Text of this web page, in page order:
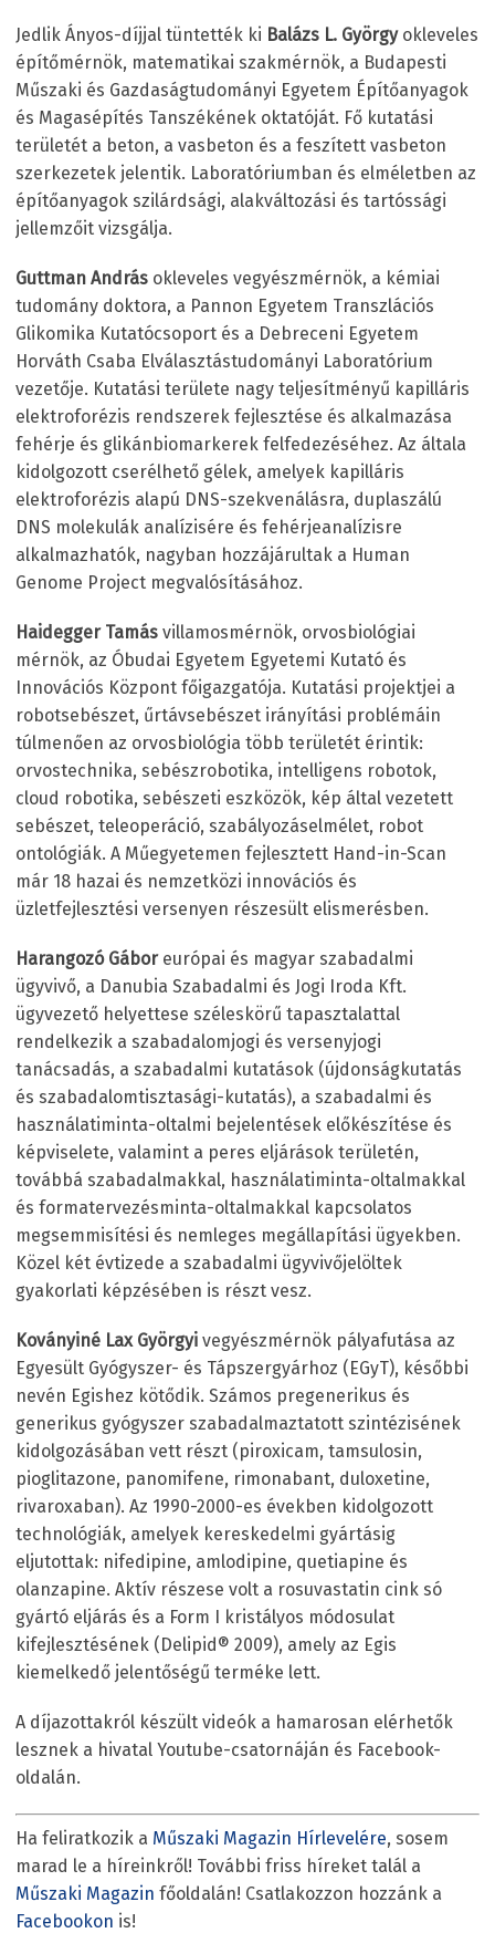
Jedlik Ányos-díjjal tüntették ki Balázs L. Györgyokleveles
építőmérnök, matematikai szakmérnök, a Budapesti
Műszaki és Gazdaságtudományi Egyetem Építőanyagok
és Magasépítés Tanszékének oktatóját. Fő kutatási
területét a beton, a vasbeton és a feszített vasbeton
szerkezetek jelentik. Laboratóriumban és elméletben az
építőanyagok szilárdsági, alakváltozási és tartóssági
jellemzőit vizsgálja.
Guttman András okleveles vegyészmérnök, a kémiai
tudomány doktora, a Pannon Egyetem Transzlációs
Glikomika Kutatócsoport és a Debreceni Egyetem
Horváth Csaba Elválasztástudományi Laboratórium
vezetője. Kutatási területe nagy teljesítményű kapilláris
elektroforézis rendszerek fejlesztése és alkalmazása
fehérje és glikánbiomarkerek felfedezéséhez. Az általa
kidolgozott cserélhető gélek, amelyek kapilláris
elektroforézis alapú DNS-szekvenálásra, duplaszálú
DNS molekulák analízisére és fehérjeanalízisre
alkalmazhatók, nagyban hozzájárultak a Human
Genome Project megvalósításához.
Haidegger Tamás villamosmérnök, orvosbiológiai
mérnök, az Óbudai Egyetem Egyetemi Kutató és
Innovációs Központ főigazgatója. Kutatási projektjei a
robotsebészet, űrtávsebészet irányítási problémáin
túlmenően az orvosbiológia több területét érintik:
orvostechnika, sebészrobotika, intelligens robotok,
cloud robotika, sebészeti eszközök, kép által vezetett
sebészet, teleoperáció, szabályozáselmélet, robot
ontológiák. A Műegyetemen fejlesztett Hand-in-Scan
már 18 hazai és nemzetközi innovációs és
üzletfejlesztési versenyen részesült elismerésben.
Harangozó Gábor európai és magyar szabadalmi
ügyvivő, a Danubia Szabadalmi és Jogi Iroda Kft.
ügyvezető helyettese széleskörű tapasztalattal
rendelkezik a szabadalomjogi és versenyjogi
tanácsadás, a szabadalmi kutatások (újdonságkutatás
és szabadalomtisztasági-kutatás), a szabadalmi és
használatiminta-oltalmi bejelentések előkészítése és
képviselete, valamint a peres eljárások területén,
továbbá szabadalmakkal, használatiminta-oltalmakkal
és formatervezésminta-oltalmakkal kapcsolatos
megsemmisítési és nemleges megállapítási ügyekben.
Közel két évtizede a szabadalmi ügyvivőjelöltek
gyakorlati képzésében is részt vesz.
Koványiné Lax Györgyi vegyészmérnök pályafutása az
Egyesült Gyógyszer- és Tápszergyárhoz (EGyT), későbbi
nevén Egishez kötődik. Számos pregenerikus és
generikus gyógyszer szabadalmaztatott szintézisének
kidolgozásában vett részt (piroxicam, tamsulosin,
pioglitazone, panomifene, rimonabant, duloxetine,
rivaroxaban). Az 1990-2000-es években kidolgozott
technológiák, amelyek kereskedelmi gyártásig
eljutottak: nifedipine, amlodipine, quetiapine és
olanzapine. Aktív részese volt a rosuvastatin cink só
gyártó eljárás és a Form I kristályos módosulat
kifejlesztésének (Delipid® 2009), amely az Egis
kiemelkedő jelentőségű terméke lett.
A díjazottakról készült videók a hamarosan elérhetők
lesznek a hivatal Youtube-csatornáján és Facebook-
oldalán.
Ha feliratkozik a Műszaki Magazin Hírlevelére, sosem
marad le a híreinkről! További friss híreket talál a
Műszaki Magazin főoldalán! Csatlakozzon hozzánk a
Facebookon is!